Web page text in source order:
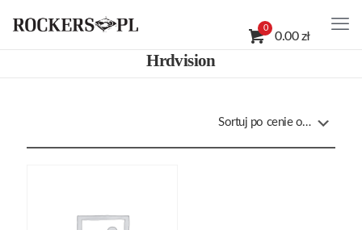
0
0.00 zł
Hrdvision